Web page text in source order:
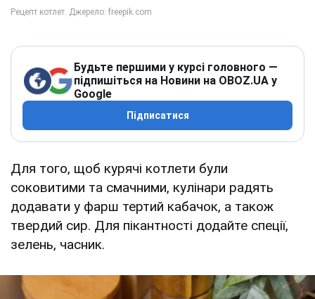
Будьте першими у курсі головного —
підпишіться на Новини на OBOZ.UA у
Google
Підписатися
Для того, щоб курячі котлети були
соковитими та смачними, кулінари радять
додавати у фарш тертий кабачок, а також
твердий сир. Для пікантності додайте спеції,
зелень, часник.